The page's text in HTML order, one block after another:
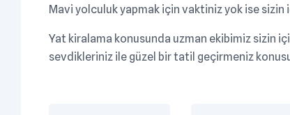
Mavi yolculuk yapmak için vaktiniz yok ise sizin
Yat kiralama konusunda uzman ekibimiz sizin
sevdikleriniz ile güzel bir tatil geçirmeniz